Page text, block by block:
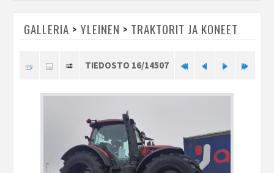
GALLERIA > YLEINEN > TRAKTORIT JA KONEET
TIEDOSTO 16/14507